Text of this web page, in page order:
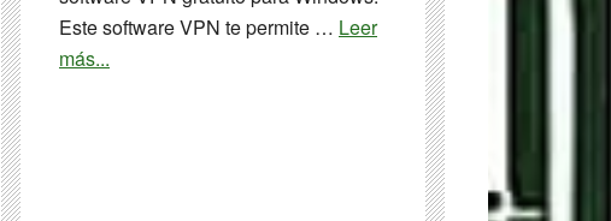
Este software VPN te permite … Leer
más...